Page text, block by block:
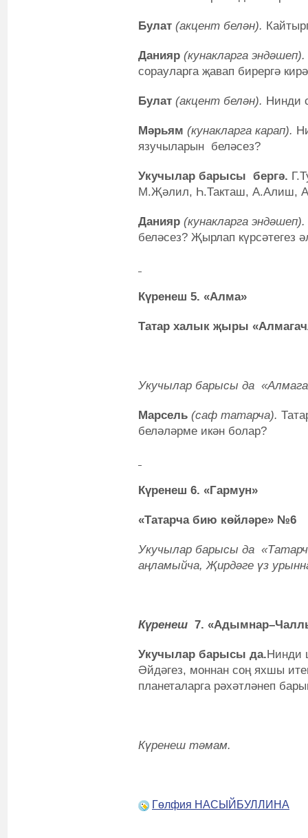
Булат (акцент белән).
Данияр (кунакларга эндәшеп).
сорауларга җавап бирергә
Булат (акцент белән). Нинди
Мәрьям (кунакларга карап).
язучыларын беләсез?
Укучылар барысы бергә.
М.Җәлил, Һ.Такташ, А.Алиш,
Данияр (кунакларга эндәшеп).
беләсез? Җырлап күрсәтегез
Күренеш 5. «Алма»
Татар халык җыры
Укучылар барысы да
Марсель (саф татарча).
беләләрме икән болар?
Күренеш 6. «Гармун»
«Татарча бию көйләре» №6
Укучылар барысы да
аңламыйча, Җирдәге үз
Күренеш 7.
Укучылар барысы да.Нинди
Әйдәгез, моннан соң яхшы
планеталарга рәхәтләнеп
Күренеш тәмам.
Гөлфия НАСЫЙБУЛЛИНА